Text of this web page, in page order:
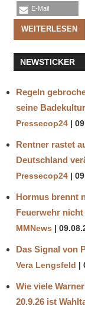
E-Mail
WEITERLESEN
NEWSTICKER
Regeln
seine
Pressecop24
Rentner rastet
Deutschland
Pressecop24
Hormus brennt
Feuerwehr
MMNews
Das Signal von
Vera Lengsfeld
Wie viele
20.9.26 ist